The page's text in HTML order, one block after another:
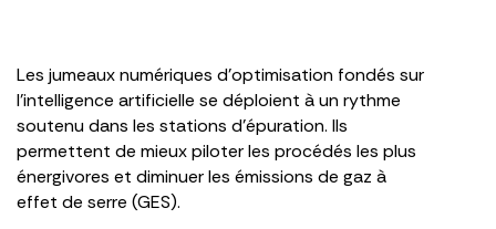
Les jumeaux numériques d’optimisation fondés sur
l’intelligence artificielle se déploient à un rythme
soutenu dans les stations d’épuration. Ils
permettent de mieux piloter les procédés les plus
énergivores et diminuer les émissions de gaz à
effet de serre (GES).